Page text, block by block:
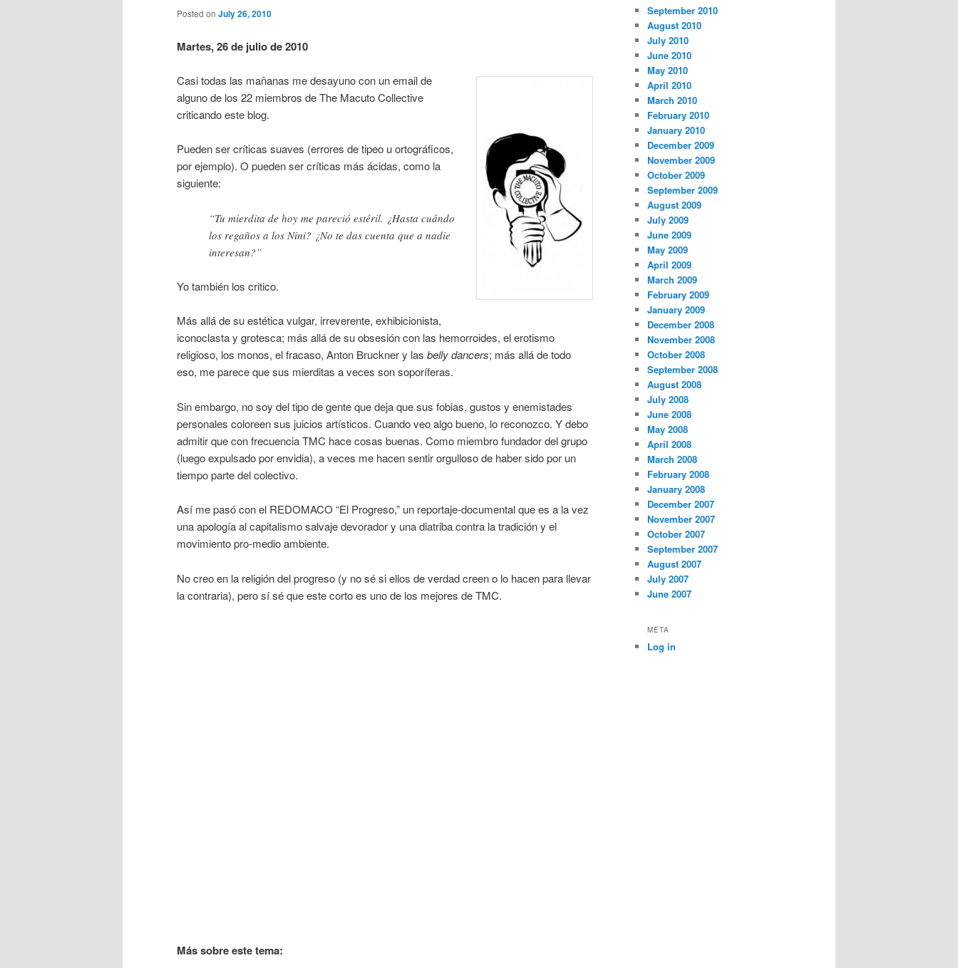
Posted on July 26, 2010
Martes, 26 de julio de 2010
Casi todas las mañanas me desayuno con un email de
alguno de los 22 miembros de The Macuto Collective
criticando este blog.
Pueden ser críticas suaves (errores de tipeo u ortográficos,
por ejemplo). O pueden ser críticas más ácidas, como la
siguiente:
“Tu mierdita de hoy me pareció estéril. ¿Hasta cuándo
los regaños a los Nini? ¿No te das cuenta que a nadie
interesan?”
Yo también los critico.
Más allá de su estética vulgar, irreverente, exhibicionista,
iconoclasta y grotesca; más allá de su obsesión con las hemorroides, el erotismo
religioso, los monos, el fracaso, Anton Bruckner y las belly dancers; más allá de todo
eso, me parece que sus mierditas a veces son soporíferas.
Sin embargo, no soy del tipo de gente que deja que sus fobias, gustos y enemistades
personales coloreen sus juicios artísticos. Cuando veo algo bueno, lo reconozco. Y debo
admitir que con frecuencia TMC hace cosas buenas. Como miembro fundador del grupo
(luego expulsado por envidia), a veces me hacen sentir orgulloso de haber sido por un
tiempo parte del colectivo.
Así me pasó con el REDOMACO “El Progreso,” un reportaje-documental que es a la vez
una apología al capitalismo salvaje devorador y una diatriba contra la tradición y el
movimiento pro-medio ambiente.
No creo en la religión del progreso (y no sé si ellos de verdad creen o lo hacen para llevar
la contraria), pero sí sé que este corto es uno de los mejores de TMC.
Más sobre este tema:
September 2010
August 2010
July 2010
June 2010
May 2010
April 2010
March 2010
February 2010
January 2010
December 2009
November 2009
October 2009
September 2009
August 2009
July 2009
June 2009
May 2009
April 2009
March 2009
February 2009
January 2009
December 2008
November 2008
October 2008
September 2008
August 2008
July 2008
June 2008
May 2008
April 2008
March 2008
February 2008
January 2008
December 2007
November 2007
October 2007
September 2007
August 2007
July 2007
June 2007
META
Log in